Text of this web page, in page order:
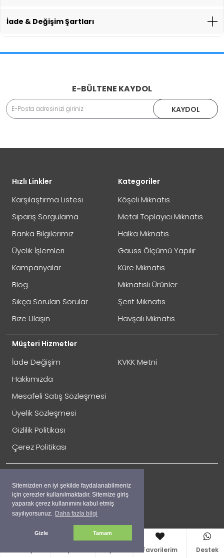
Sitemizden en iyi şekilde faydalanabilmeniz
için çerezler kullanılmaktadır. Sitemize giriş
yaparak çerez kullanımını kabul etmiş
sayılıyorsunuz. Daha fazla bilgi
Gizle Tamam
Adınız Soyadınız
Yorumunuz
Not:HTML'e dönüştürülmez!
Oylama
Kötü
İade & Değişim Şartları
İade veya Değişim İşlemini Nasıl Yapabilirim?
DEĞİŞİM
İade Gönderimi Nasıl Yapılır?
İade Adresi:
Perpa Ticaret Merkezi A Blok Kat:4 Mavi Avlu No:333
E-BÜLTENE KAYDOL
KAYDOL
Hızlı Linkler
Karşılaştırma Listesi
Sipariş Sorgulama
Banka Bilgilerimiz
Üyelik İşlemleri
Kampanyalar
Blog
Sıkça Sorulan Sorular
Bize Ulaşın
Müşteri Hizmetler
İade Değişim
Hakkımızda
Mesafeli Satış Sözleşmesi
Üyelik Sözleşmesi
Gizlilik Politikası
Çerez Politikası
KVKK Metni
Kategoriler
Köşeli Mıknatıs
Metal Toplayıcı Mıknatıs
Halka Mıknatıs
Gauss Ölçümü Yapılır
Küre Mıknatıs
Mıknatıslı Ürünler
Şerit Mıknatıs
Havşalı Mıknatıs
Sosyal
Facebook
Favorilerim Destek